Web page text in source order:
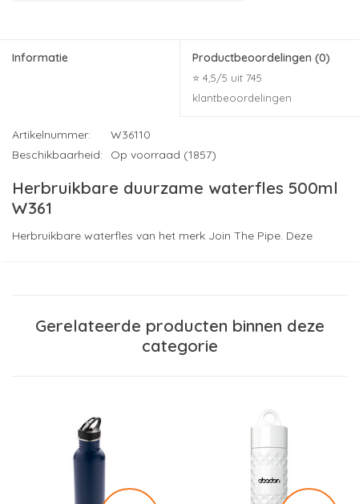
Informatie Productbeoordelingen (0)
⭐ 4,5/5 uit 745
klantbeoordelingen
Artikelnummer:
W36110
Beschikbaarheid:
Op voorraad (1857)
Herbruikbare duurzame waterfles 500ml
W361
Herbruikbare waterfles van het merk Join The Pipe. Deze
en een royale opening voor het gemakkelijk schoonmaken van
de fles of het toevoegen van ijsblokjes. Met handige, rubberen
het opruimen van zwerfafval in de sloppenwijken en bij het
verwezenlijken van hun projecten, waarbij de focus ligt op het
wereldwijd realiseren van watertappunten met schoon
drinkwater voor iedereen.
Druktechniek (meest gekozen): tampondruk
Gerelateerde producten binnen deze
categorie